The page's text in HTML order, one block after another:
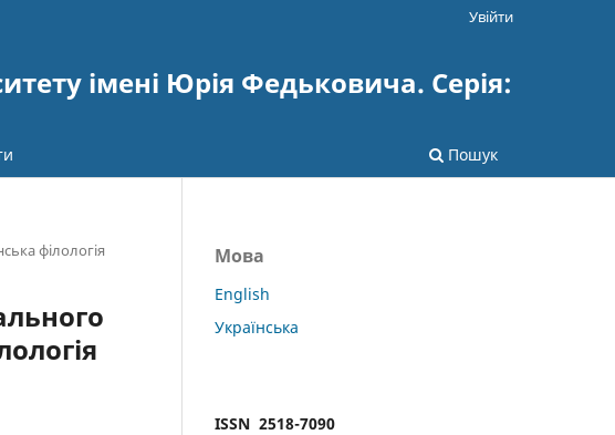
імені Юрія Федьковича. Серія:
Пошук
Увійти
філологія
Мова
English
Українська
ISSN 2518-7090